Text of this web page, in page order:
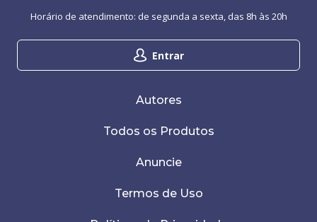
Entrar
Horário de atendimento: de segunda a sexta, das 8h às 20h
Autores
Todos os Produtos
Anuncie
Termos de Uso